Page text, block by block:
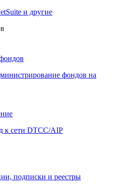
и другие
фондов на
к сети DTCC/AIP
подписки и реестры